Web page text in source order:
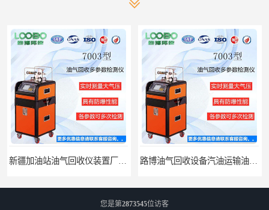
您是第2873545位访客